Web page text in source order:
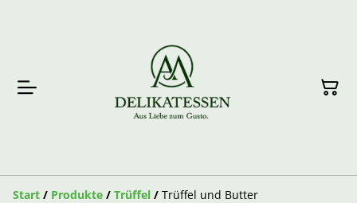
Start / Produkte / Trüffel / Trüffel und Butter